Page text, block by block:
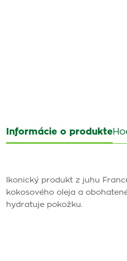
Informácie o produkte
Ikonický produkt z juhu
kokosového oleja a
hydratuje pokožku.